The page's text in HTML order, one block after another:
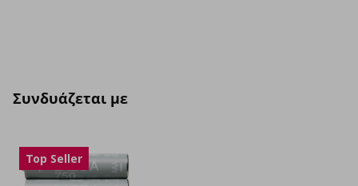
Συνδυάζεται με
Top Seller